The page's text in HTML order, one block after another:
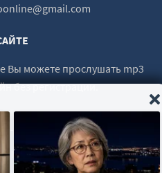
Вы можете прослушать mp3
без регистрации.
Все права защищены.